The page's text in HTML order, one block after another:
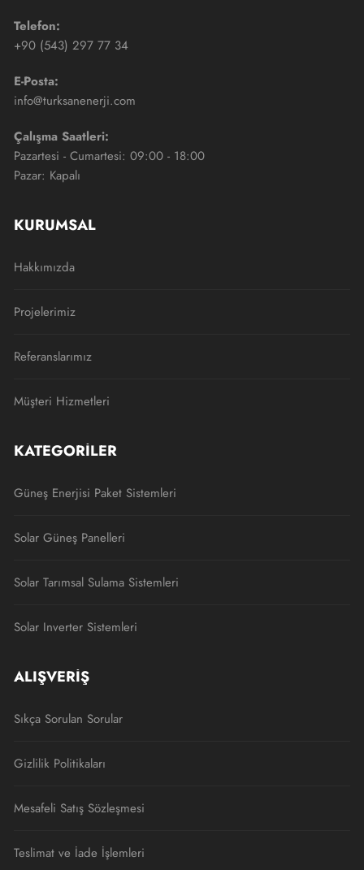
Telefon:
+90 (543) 297 77 34
E-Posta:
info@turksanenerji.com
Çalışma Saatleri:
Pazartesi - Cumartesi: 09:00 - 18:00
Pazar: Kapalı
KURUMSAL
Hakkımızda
Projelerimiz
Referanslarımız
Müşteri Hizmetleri
KATEGORILER
Güneş Enerjisi Paket Sistemleri
Solar Güneş Panelleri
Solar Tarımsal Sulama Sistemleri
Solar Inverter Sistemleri
ALIŞVERIŞ
Sıkça Sorulan Sorular
Gizlilik Politikaları
Mesafeli Satış Sözleşmesi
Teslimat ve İade İşlemleri